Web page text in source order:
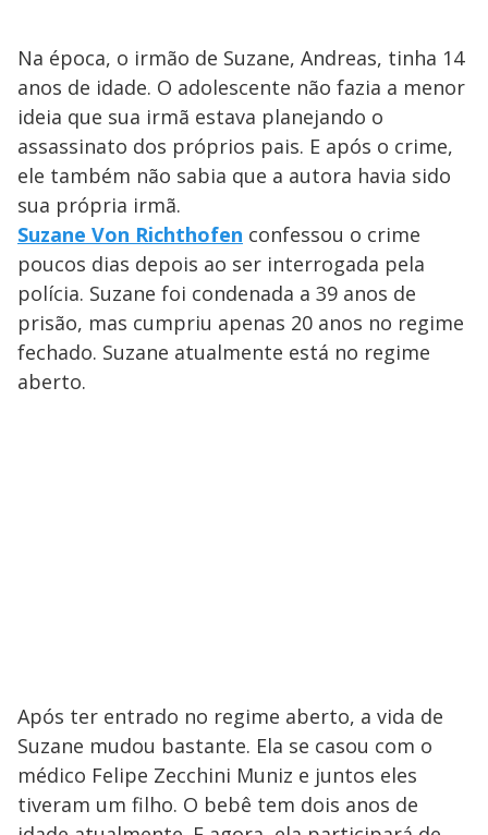
Na época, o irmão de Suzane, Andreas, tinha 14
anos de idade. O adolescente não fazia a menor
ideia que sua irmã estava planejando o
assassinato dos próprios pais. E após o crime,
ele também não sabia que a autora havia sido
sua própria irmã.
Suzane Von Richthofen confessou o crime
poucos dias depois ao ser interrogada pela
polícia. Suzane foi condenada a 39 anos de
prisão, mas cumpriu apenas 20 anos no regime
fechado. Suzane atualmente está no regime
aberto.
Após ter entrado no regime aberto, a vida de
Suzane mudou bastante. Ela se casou com o
médico Felipe Zecchini Muniz e juntos eles
tiveram um filho. O bebê tem dois anos de